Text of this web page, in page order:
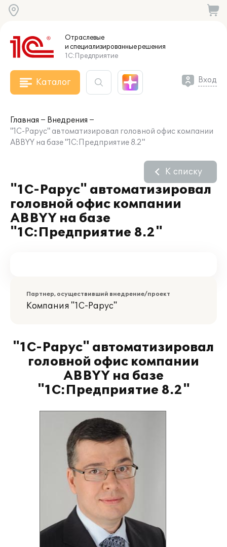
Отраслевые
и специализированныерешения
1С:Предприятие
Каталог Вход
Главная
Внедрения
"1С-Рарус" автоматизировал головной офис компании
ABBYY на базе "1С:Предприятие 8.2"
"1С-Рарус" автоматизировал
головной офис компании
ABBYY на базе
"1С:Предприятие 8.2"
К списку
Партнер, осуществивший внедрение/проект
Компания "1С-Рарус"
"1С-Рарус" автоматизировал
головной офис компании
ABBYY на базе
"1С:Предприятие 8.2"